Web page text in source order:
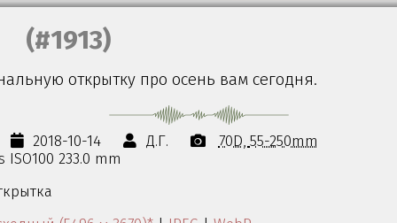
(#1913)
открытку про осень вам сегодня.
2018-10-14 Д.Г. 70D 55-250mm
ISO100 233.0 mm